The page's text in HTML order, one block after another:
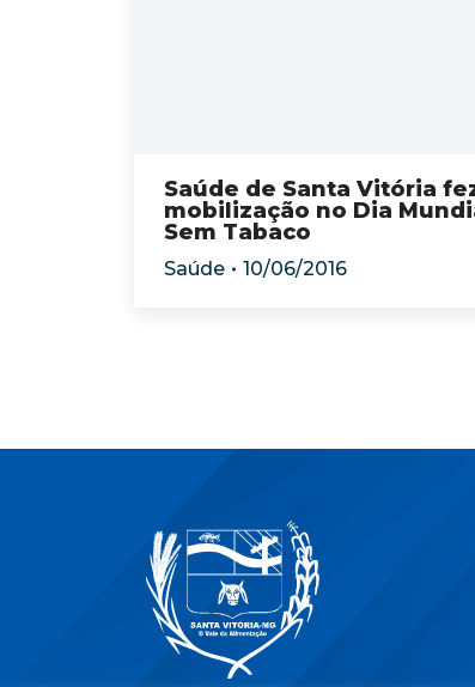
Saúde de Santa Vitória
mobilização no Dia
Sem Tabaco
Saúde 10/06/2016